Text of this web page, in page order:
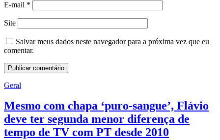
E-mail *
Site
Salvar meus dados neste navegador para a próxima vez que eu
comentar.
Geral
Mesmo com chapa ‘puro-sangue’, Flávio
deve ter segunda menor diferença de
tempo de TV com PT desde 2010